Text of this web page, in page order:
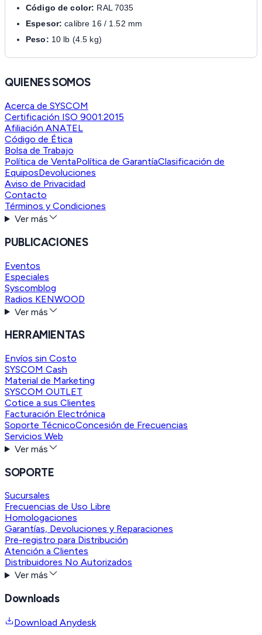
Código de color: RAL 7035
Espesor: calibre 16 / 1.52 mm
Peso: 10 lb (4.5 kg)
QUIENES SOMOS
Acerca de SYSCOM
Certificación ISO 9001:2015
Afiliación ANATEL
Código de Ética
Bolsa de Trabajo
Política de VentaPolítica de GarantíaClasificación de
EquiposDevoluciones
Aviso de Privacidad
Contacto
Términos y Condiciones
Ver más
PUBLICACIONES
Eventos
Especiales
Syscomblog
Radios KENWOOD
Ver más
HERRAMIENTAS
Envíos sin Costo
SYSCOM Cash
Material de Marketing
SYSCOM OUTLET
Cotice a sus Clientes
Facturación Electrónica
Soporte TécnicoConcesión de Frecuencias
Servicios Web
Ver más
SOPORTE
Sucursales
Frecuencias de Uso Libre
Homologaciones
Garantías, Devoluciones y Reparaciones
Pre-registro para Distribución
Atención a Clientes
Distribuidores No Autorizados
Ver más
Downloads
Download Anydesk